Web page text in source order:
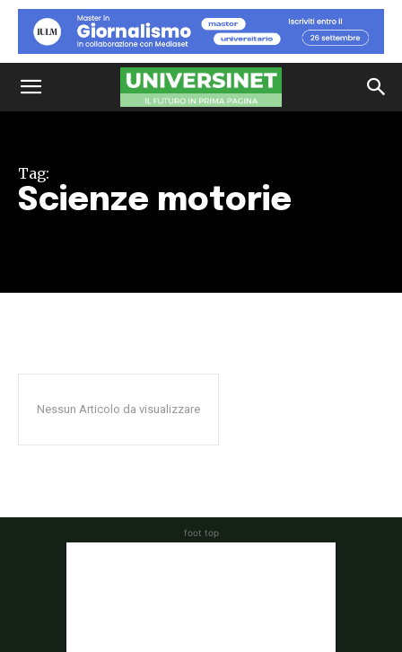
Tag:
Scienze motorie
Nessun Articolo da visualizzare
foot top